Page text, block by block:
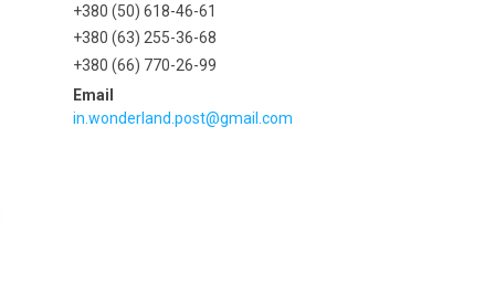
+380 (50) 618-46-61
+380 (63) 255-36-68
+380 (66) 770-26-99
in.wonderland.post@gmail.com